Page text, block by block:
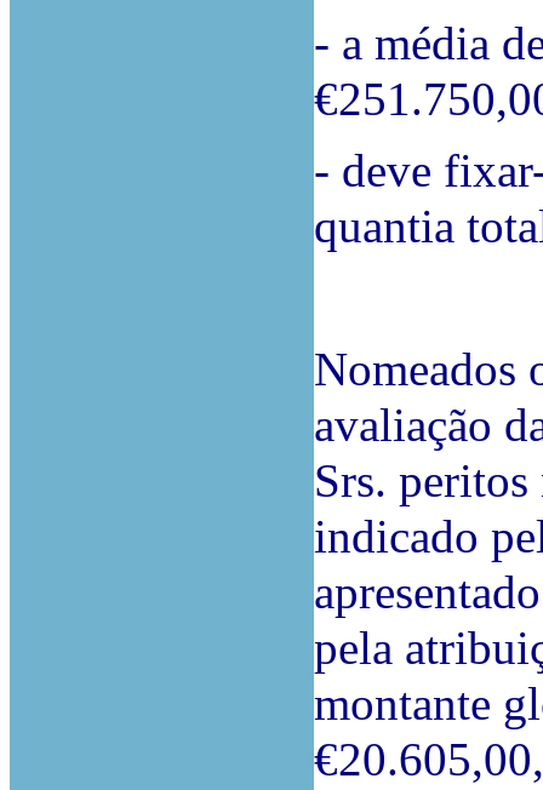
- a média
- deve
quantia
Nomeados
avaliação
Srs.
indicado
pela
montante